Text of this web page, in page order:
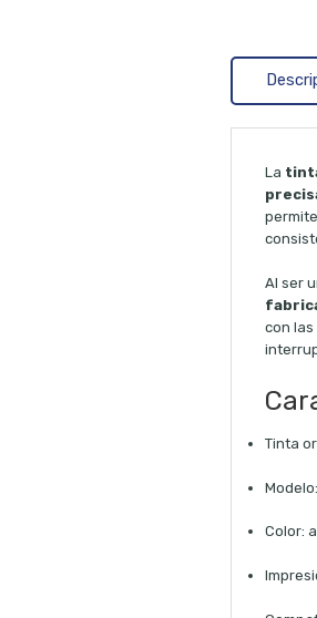
La
Al ser
con las
Tinta
Color: